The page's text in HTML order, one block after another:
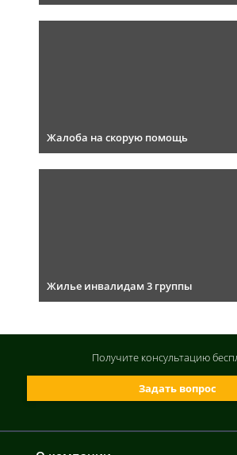
Жалоба на скорую помощь
Жилье инвалидам 3 группы
Задать вопрос
Получите консультацию